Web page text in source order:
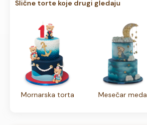
Slične torte koje drugi gledaju
Mornarska torta Mesečar meda